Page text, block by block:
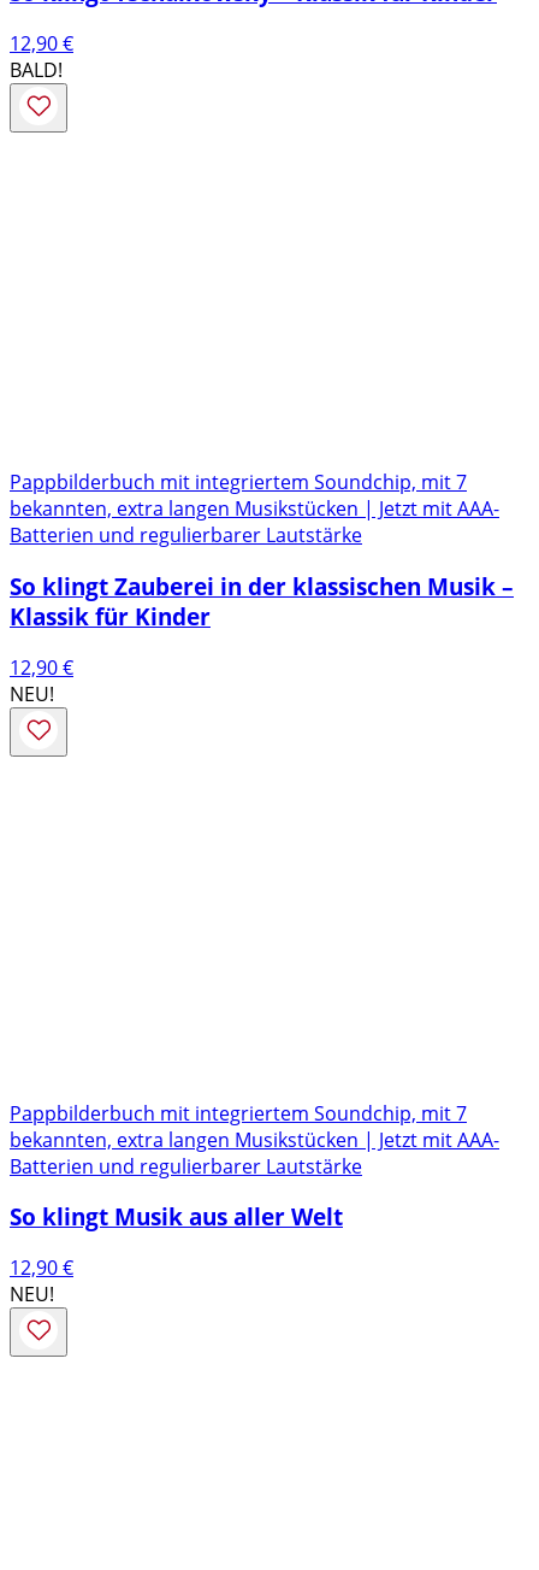
12,90€
BALD!
Pappbilderbuch mit integriertem Soundchip, mit 7
bekannten, extra langen Musikstücken | Jetzt mit AAA-
Batterien und regulierbarer Lautstärke
So klingt Zauberei in der klassischen Musik –
Klassik für Kinder
12,90€
NEU!
Pappbilderbuch mit integriertem Soundchip, mit 7
bekannten, extra langen Musikstücken | Jetzt mit AAA-
Batterien und regulierbarer Lautstärke
So klingt Musik aus aller Welt
12,90€
NEU!